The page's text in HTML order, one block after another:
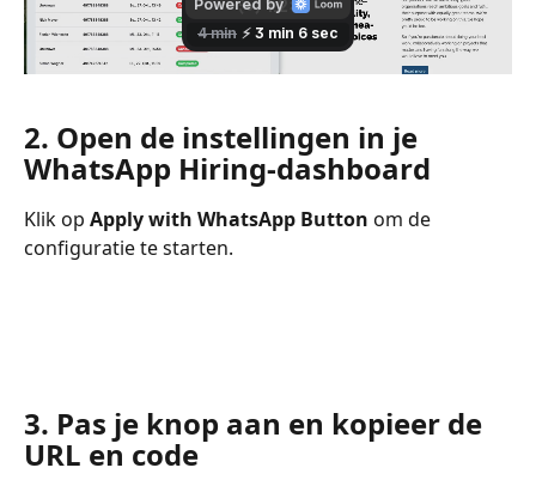
2. Open de instellingen in je
WhatsApp Hiring-dashboard
Klik op Apply with WhatsApp Button om de
configuratie te starten.
3. Pas je knop aan en kopieer de
URL en code